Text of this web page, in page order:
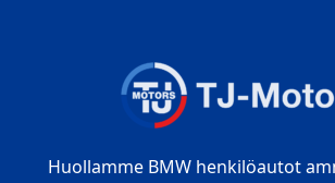
Huollamme BMW henkilöautot